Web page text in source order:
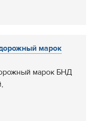
марок
марок БНД